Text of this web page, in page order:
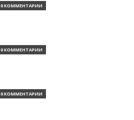
0 КОММЕНТАРИИ
0 КОММЕНТАРИИ
0 КОММЕНТАРИИ